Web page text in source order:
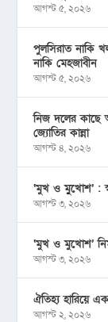
আগস্ট ৫, ২০২৬
পুলসিরাত নাকি
নাকি মেহজাবীন
আগস্ট ৫, ২০২৬
নিজ দলের কাছে
জ্যোতির কান্না
আগস্ট ৪, ২০২৬
‘মুখ ও মু্খোশ’ :
আগস্ট ৩, ২০২৬
‘মুখ ও মুখোশ’
আগস্ট ৩, ২০২৬
ঐতিহ্য হারিয়ে
আগস্ট ২, ২০২৬